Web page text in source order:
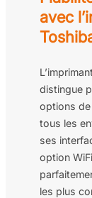
avec
distingue
options de
tous les
ses
option
les plus